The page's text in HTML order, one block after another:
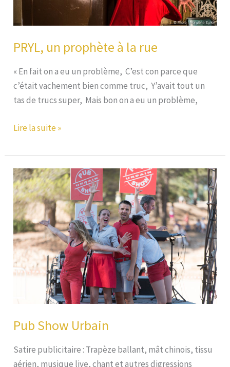
(BIAD)
PRYL, un prophète à la rue
« En fait on a eu un problème, C’est con parce que
c’était vachement bien comme truc, Y’avait tout un
tas de trucs super, Mais bon on a eu un problème,
PRYL,
prophète
à
la
rue
Lire la suite »
Pub Show Urbain
Satire publicitaire : Trapèze ballant, mât chinois, tissu
aérien, musique live, chant et autres digressions